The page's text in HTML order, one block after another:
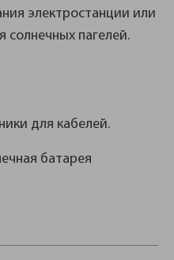
электростанции или
солнечных пагелей.
для кабелей.
батарея